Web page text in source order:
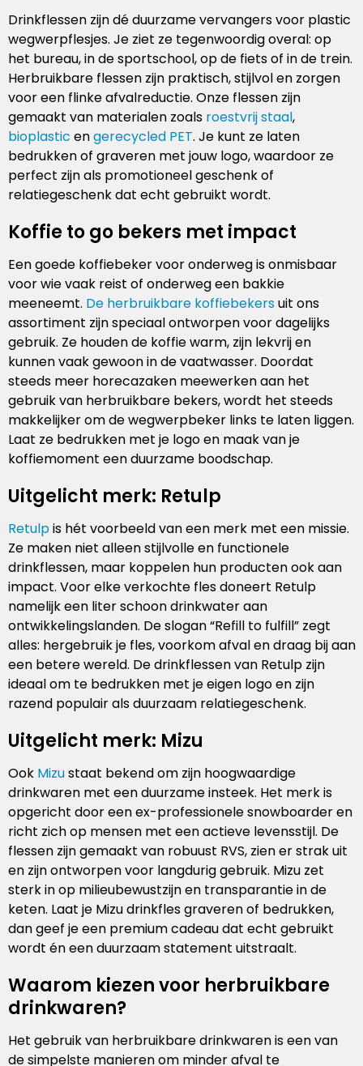
Drinkflessen zijn dé duurzame vervangers voor plastic
wegwerpflesjes. Je ziet ze tegenwoordig overal: op
het bureau, in de sportschool, op de fiets of in de trein.
Herbruikbare flessen zijn praktisch, stijlvol en zorgen
voor een flinke afvalreductie. Onze flessen zijn
gemaakt van materialen zoals roestvrij staal,
bioplastic engerecycled PET. Je kunt ze laten
bedrukken of graveren met jouw logo, waardoor ze
perfect zijn als promotioneel geschenk of
relatiegeschenk dat echt gebruikt wordt.
Koffie to go bekers met impact
Een goede koffiebeker voor onderweg is onmisbaar
voor wie vaak reist of onderweg een bakkie
meeneemt. De herbruikbare koffiebekersuit ons
assortiment zijn speciaal ontworpen voor dagelijks
gebruik. Ze houden de koffie warm, zijn lekvrij en
kunnen vaak gewoon in de vaatwasser. Doordat
steeds meer horecazaken meewerken aan het
gebruik van herbruikbare bekers, wordt het steeds
makkelijker om de wegwerpbeker links te laten liggen.
Laat ze bedrukken met je logo en maak van je
koffiemoment een duurzame boodschap.
Uitgelicht merk: Retulp
Retulpis hét voorbeeld van een merk met een missie.
Ze maken niet alleen stijlvolle en functionele
drinkflessen, maar koppelen hun producten ook aan
impact. Voor elke verkochte fles doneert Retulp
namelijk een liter schoon drinkwater aan
ontwikkelingslanden. De slogan “Refill to fulfill” zegt
alles: hergebruik je fles, voorkom afval en draag bij aan
een betere wereld. De drinkflessen van Retulp zijn
ideaal om te bedrukken met je eigen logo en zijn
razend populair als duurzaam relatiegeschenk.
Uitgelicht merk: Mizu
Ook Mizustaat bekend om zijn hoogwaardige
drinkwaren met een duurzame insteek. Het merk is
opgericht door een ex-professionele snowboarder en
richt zich op mensen met een actieve levensstijl. De
flessen zijn gemaakt van robuust RVS, zien er strak uit
en zijn ontworpen voor langdurig gebruik. Mizu zet
sterk in op milieubewustzijn en transparantie in de
keten. Laat je Mizu drinkfles graveren of bedrukken,
dan geef je een premium cadeau dat echt gebruikt
wordt én een duurzaam statement uitstraalt.
Waarom kiezen voor herbruikbare
drinkwaren?
Het gebruik van herbruikbare drinkwaren is een van
de simpelste manieren om minder afval te